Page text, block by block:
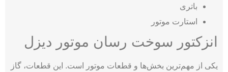
باتری
استارت موتور
انزکتور سوخت رسان موتور دیزل
یکی از مهم‌ترین بخش‌ها و قطعات موتور است. این قطعات، گاز